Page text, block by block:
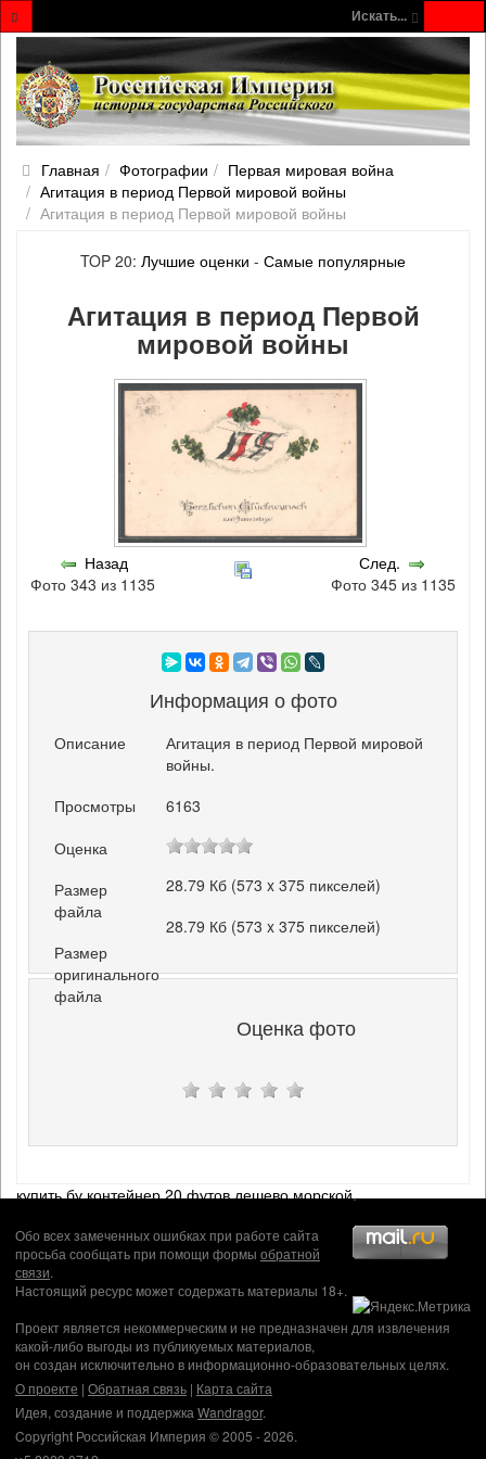
Искать...
Главная Фотографии
Первая мировая война
Агитация в период Первой мировой войны
Агитация в период Первой мировой войны
TOP 20: Лучшие оценки - Самые популярные
Агитация в период Первой
мировой войны
Назад
Фото 343 из 1135
След.
Фото 345 из 1135
Информация о фото
Описание
Агитация в период Первой мировой
войны.
Просмотры
6163
Оценка
Размер
файла
28.79 Кб (573 x 375 пикселей)
Размер
оригинального
файла
28.79 Кб (573 x 375 пикселей)
Оценка фото
купить бу контейнер 20 футов дешево морской.
Обо всех замеченных ошибках при работе сайта
просьба сообщать при помощи формы обратной
связи.
Настоящий ресурс может содержать материалы 18+.
Проект является некоммерческим и не предназначен для извлечения
какой-либо выгоды из публикуемых материалов,
он создан исключительно в информационно-образовательных целях.
О проекте | Обратная связь | Карта сайта
Идея, создание и поддержка Wandragor.
Copyright Российская Империя © 2005 - 2026.